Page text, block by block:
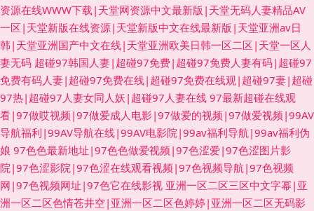
资源在线WWW下载|天堂网资源中文最新版|天堂无码人妻精品AV
一区|天堂新版在线资源|天堂新版中文在线最新版|天堂亚洲av日
韩|天堂亚洲国产中文在线|天堂亚洲欧美日韩一区二区|天堂一区人
妻无码 超碰97韩国人妻|超碰97免费|超碰97免费人妻有码|超碰97
免费有码人妻|超碰97免费在线|超碰97免费在线观|超碰97妻|超碰
97热|超碰97人妻女同人妖|超碰97人妻在线 97最新超碰在线观
看|97做哎视频|97做爱成人电影|97做爱的视频|97做爱视频|99AV
导航福利|99AV导航在线|99AV电影院|99av福利导航|99av福利伪
娘 97色色最新地址|97色色做爱视频|97色涩爱|97色涩图片影
院|97色涩影院|97色涩在线观看视频|97色视频导航|97色视频
网|97色视频网址|97色它在线影视 亚洲一区二区三区中文字幂|亚
洲一区二区色情苍井空|亚洲一区二区色婷婷|亚洲一区二区无码影